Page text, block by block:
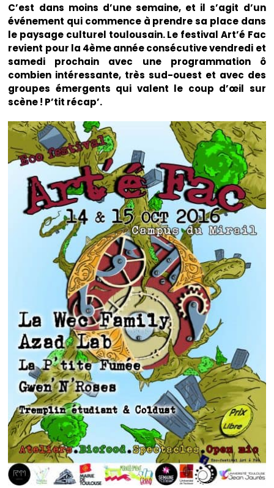
C’est dans moins d’une semaine, et il s’agit d’un
événement qui commence à prendre sa place dans
le paysage culturel toulousain. Le festival Art’é Fac
revient pour la 4ème année consécutive vendredi et
samedi prochain avec une programmation ô
combien intéressante, très sud-ouest et avec des
groupes émergents qui valent le coup d’œil sur
scène ! P’tit récap’.